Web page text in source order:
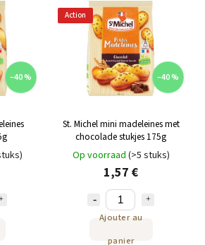
–40 %
Action
–40 %
St. Michel mini madeleines met
chocolade stukjes 175g
Op voorraad (>5 stuks)
1,57 €
Ajouter au
panier